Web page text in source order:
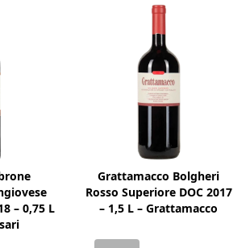
– 0,75 L
Grattamacco Bolgheri
Rosso Superiore DOC 2017
– 1,5 L – Grattamacco